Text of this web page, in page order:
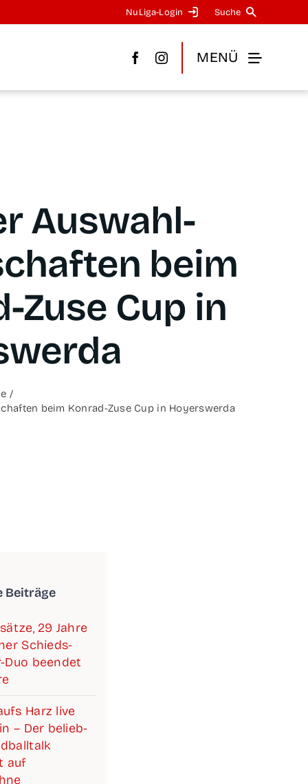
NuLi­­ga-Log­in Suche
MENÜ
Aus­wahl­
beim
Zuse Cup in
beim Kon­­rad-Zuse Cup in Hoyerswerda
Beiträge
29 Jah­re
Schieds­­­
Duo been­det
Harz live
– Der belieb­
auf